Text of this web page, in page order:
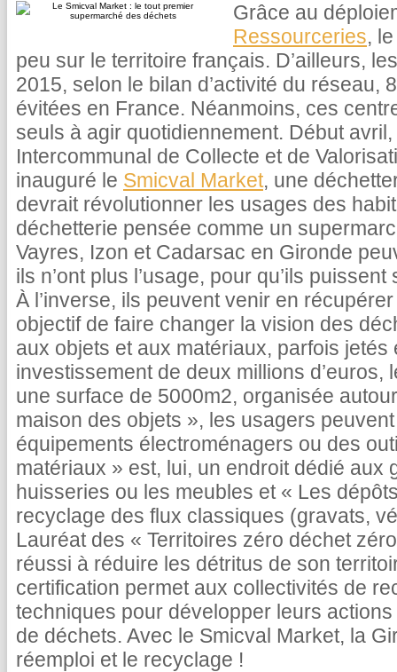
Grâce au
Ressourceries,
peu sur le territoire français. D’ailleurs,
2015, selon le bilan d’activité du réseau,
évitées en France. Néanmoins, ces
seuls à agir quotidiennement. Début
Intercommunal de Collecte et de
inauguré le Smicval Market, une
devrait révolutionner les usages des
déchetterie pensée comme un
Vayres, Izon et Cadarsac en Gironde
ils n’ont plus l’usage, pour qu’ils
À l’inverse, ils peuvent venir en
objectif de faire changer la vision des
aux objets et aux matériaux, parfois
investissement de deux millions d’euros,
une surface de 5000m2, organisée
maison des objets », les usagers
équipements électroménagers ou des
matériaux » est, lui, un endroit dédié aux
huisseries ou les meubles et « Les
recyclage des flux classiques (gravats,
Lauréat des « Territoires zéro déchet
réussi à réduire les détritus de son
certification permet aux collectivités de
techniques pour développer leurs
de déchets. Avec le Smicval Market, la
réemploi et le recyclage !